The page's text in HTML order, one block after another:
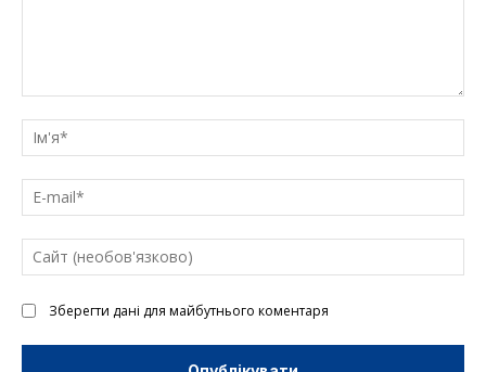
текст
Зберегти дані для майбутнього коментаря